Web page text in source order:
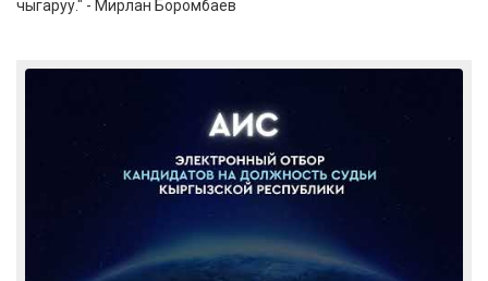
чыгаруу." - Мирлан Боромбаев